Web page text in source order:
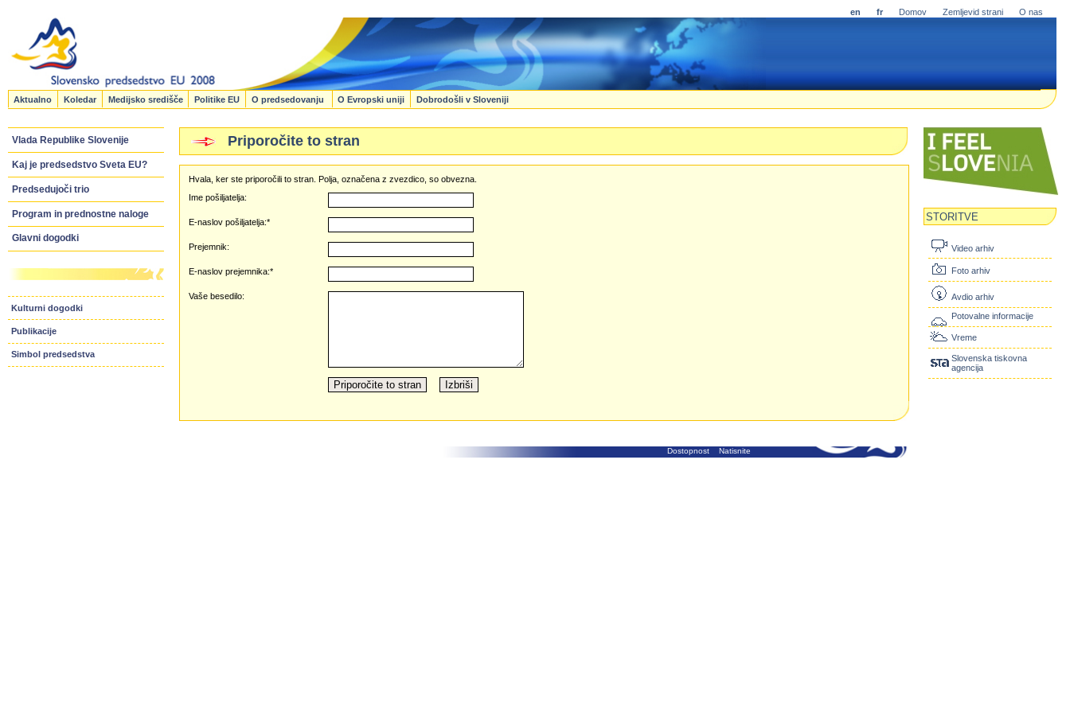
en fr Domov Zemljevid strani O nas
Aktualno Koledar Medijsko središče Politike EU O predsedovanju O Evropski uniji Dobrodošli v Sloveniji
Vlada Republike Slovenije
Kaj je predsedstvo Sveta EU?
Predsedujoči trio
Program in prednostne naloge
Glavni dogodki
Kulturni dogodki
Publikacije
Simbol predsedstva
STORITVE
Video arhiv
Foto arhiv
Avdio arhiv
Potovalne informacije
Vreme
Slovenska tiskovna
agencija
Priporočite to stran
Hvala, ker ste priporočili to stran. Polja, označena z zvezdico, so obvezna.
Ime pošiljatelja:
E-naslov pošiljatelja:*
Prejemnik:
E-naslov prejemnika:*
Vaše besedilo:
Dostopnost Natisnite